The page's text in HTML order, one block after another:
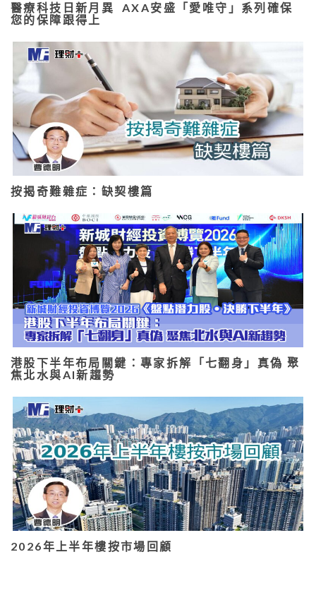
醫療科技日新月異 AXA安盛「愛唯守」系列確保
您的保障跟得上
按揭奇難雜症：缺契樓篇
港股下半年布局關鍵：專家拆解「七翻身」真偽 聚
焦北水與AI新趨勢
2026年上半年樓按市場回顧